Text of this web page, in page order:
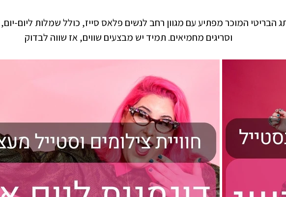
הבריטי המוכר מפתיע עם מגוון רחב לנשים פלאס סייז, כולל שמלות ליום-
וסריגים מחמיאים. תמיד יש מבצעים שווים, אז שווה לבדוק